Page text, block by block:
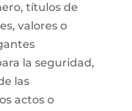
títulos de
valores o
la seguridad,
las
actos o